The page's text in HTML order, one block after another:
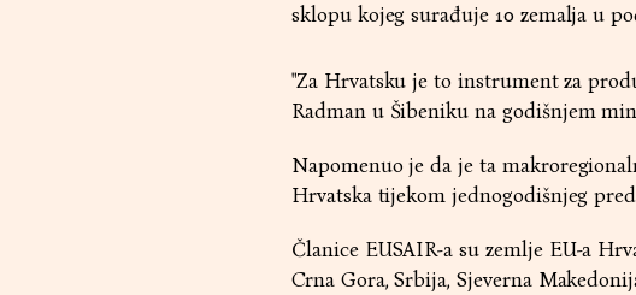
sklopu kojeg surađuje 10 zemalja u
"Za Hrvatsku je to instrument za
Radman u Šibeniku na godišnjem
Napomenuo je da je ta
Hrvatska tijekom jednogodišnjeg
Članice EUSAIR-a su zemlje EU-a
Crna Gora, Srbija, Sjeverna